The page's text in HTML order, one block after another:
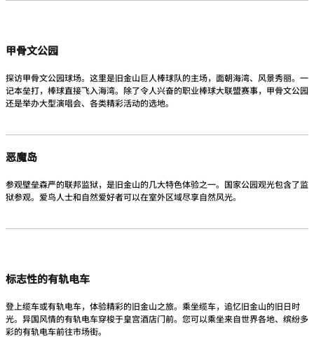
甲骨文公园
探访甲骨文公园球场。这里是旧金山巨人棒球队的主场，面朝海湾、风景秀丽。一
记本垒打，棒球直接飞入海湾。除了令人兴奋的职业棒球大联盟赛事，甲骨文公园
还是举办大型演唱会、各类精彩活动的选地。
恶魔岛
参观壁垒森严的联邦监狱，是旧金山的几大特色体验之一。国家公园观光包含了监
狱参观。爱鸟人士和自然爱好者可以在室外区域尽享自然风光。
标志性的有轨电车
登上缆车或有轨电车，体验精彩的旧金山之旅。乘坐缆车，追忆旧金山的旧日时
光。异国风情的有轨电车穿梭于皇宫酒店门前。您可以乘坐来自世界各地、缤纷多
彩的有轨电车前往市场街。